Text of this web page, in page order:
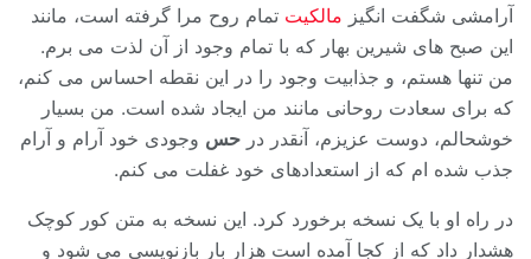
آرامشی شگفت انگیز مالکیت تمام روح مرا گرفته است، مانند
این صبح های شیرین بهار که با تمام وجود از آن لذت می برم.
من تنها هستم، و جذابیت وجود را در این نقطه احساس می کنم،
که برای سعادت روحانی مانند من ایجاد شده است. من بسیار
خوشحالم، دوست عزیزم، آنقدر در حس وجودی خود آرام و آرام
جذب شده ام که از استعدادهای خود غفلت می کنم.
در راه او با یک نسخه برخورد کرد. این نسخه به متن کور کوچک
هشدار داد که از کجا آمده است هزار بار بازنویسی می شود و